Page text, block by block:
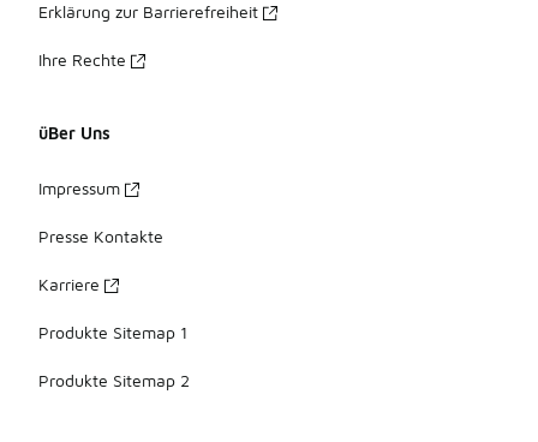
Erklärung zur Barrierefreiheit
Ihre Rechte
üBer Uns
Impressum
Presse Kontakte
Karriere
Produkte Sitemap 1
Produkte Sitemap 2